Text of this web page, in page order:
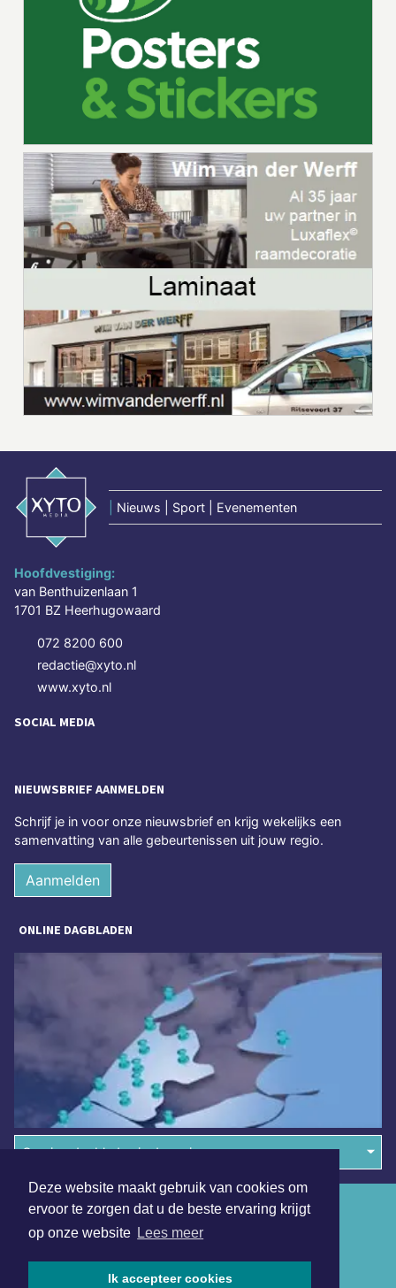
Deze website maakt gebruik van cookies om
ervoor te zorgen dat u de beste ervaring krijgt
op onze website Lees meer
Ik accepteer cookies
Nieuws | Sport | Evenementen
Hoofdvestiging:
van Benthuizenlaan 1
1701 BZ Heerhugowaard
072 8200 600
redactie@xyto.nl
www.xyto.nl
SOCIAL MEDIA
NIEUWSBRIEF AANMELDEN
Schrijf je in voor onze nieuwsbrief en krijg wekelijks een
samenvatting van alle gebeurtenissen uit jouw regio.
Aanmelden
ONLINE DAGBLADEN
Overige dagbladen in de regio
Algemene voorwaarden
Disclaimer